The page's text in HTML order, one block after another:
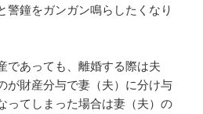
警鐘をガンガン鳴らしたくなり
であっても、離婚する際は夫
が財産分与で妻（夫）に分け与
ってしまった場合は妻（夫）の